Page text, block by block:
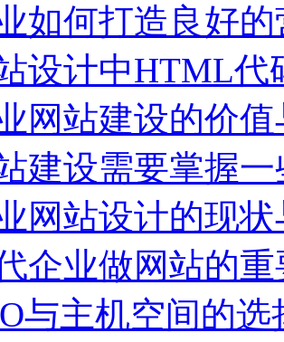
如何打造良好
设计中HTML代
网站建设的价
建设需要掌握
网站设计的现
企业做网站的重
与主机空间的选